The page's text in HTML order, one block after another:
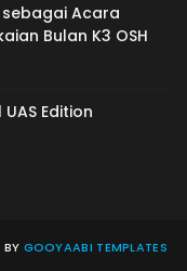
sebagai Acara
Bulan K3 OSH
Edition
BY GOOYAABI TEMPLATES